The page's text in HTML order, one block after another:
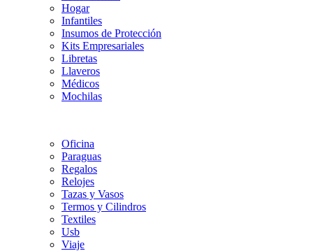
Hogar
Infantiles
Insumos de Protección
Kits Empresariales
Libretas
Llaveros
Médicos
Mochilas
Oficina
Paraguas
Regalos
Relojes
Tazas y Vasos
Termos y Cilindros
Textiles
Usb
Viaje